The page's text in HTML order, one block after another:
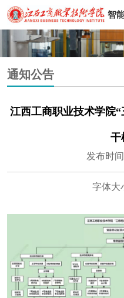
智
通知公告
江西工商职业技术学院
干
发布时
字体大